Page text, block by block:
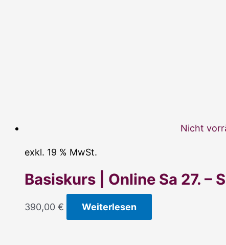
Nicht
exkl. 19 % MwSt.
Basiskurs | Online Sa 27. –
390,00 € Weiterlesen